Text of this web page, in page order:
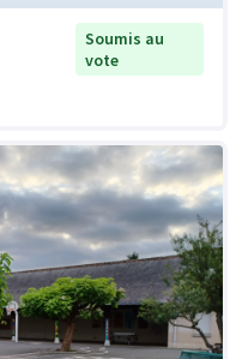
Soumis au
vote